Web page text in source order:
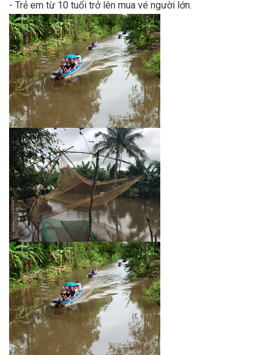
- Trẻ em từ 10 tuổi trở lên mua vé người lớn.